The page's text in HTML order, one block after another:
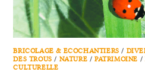
BRICOLAGE & ECOCHANTIERS /
DES TROUS / NATURE /PATRIMOINE /
CULTURELLE